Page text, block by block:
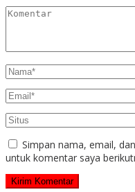
Simpan nama, email,
untuk komentar saya